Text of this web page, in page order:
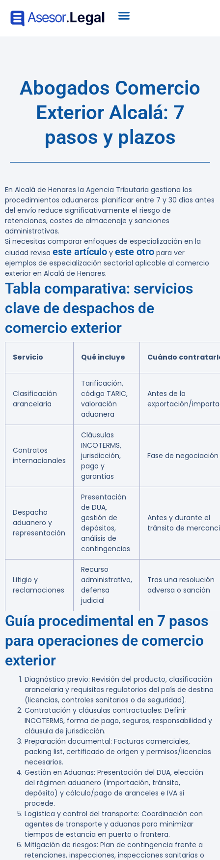
Abogados Comercio
Exterior Alcalá: 7
pasos y plazos
En Alcalá de Henares la Agencia Tributaria gestiona los
procedimientos aduaneros: planificar entre 7 y 30 días antes
del envío reduce significativamente el riesgo de
retenciones, costes de almacenaje y sanciones
administrativas.
Si necesitas comparar enfoques de especialización en la
ciudad revisa este artículo y este otro para ver
ejemplos de especialización sectorial aplicable al comercio
exterior en Alcalá de Henares.
Tabla comparativa: servicios
clave de despachos de
comercio exterior
Servicio Qué incluye Cuándo
Clasificación
arancelaria
Tarificación,
código TARIC,
valoración
aduanera
Antes de la
exportación/
Contratos
internacionales
Cláusulas
INCOTERMS,
jurisdicción,
pago y
garantías
Fase de negociación
Despacho
aduanero y
representación
Presentación
de DUA,
gestión de
depósitos,
análisis de
contingencias
Antes y durante el
tránsito de
Litigio y
reclamaciones
Recurso
administrativo,
defensa
judicial
Tras una resolución
adversa o sanción
Guía procedimental en 7 pasos
para operaciones de comercio
exterior
Diagnóstico previo: Revisión del producto, clasificación
arancelaria y requisitos regulatorios del país de destino
(licencias, controles sanitarios o de seguridad).
Contratación y cláusulas contractuales: Definir
INCOTERMS, forma de pago, seguros, responsabilidad y
cláusula de jurisdicción.
Preparación documental: Facturas comerciales,
packing list, certificado de origen y permisos/licencias
necesarios.
Gestión en Aduanas: Presentación del DUA, elección
del régimen aduanero (importación, tránsito,
depósito) y cálculo/pago de aranceles e IVA si
procede.
Logística y control del transporte: Coordinación con
agentes de transporte y aduanas para minimizar
tiempos de estancia en puerto o frontera.
Mitigación de riesgos: Plan de contingencia frente a
retenciones, inspecciones, inspecciones sanitarias o